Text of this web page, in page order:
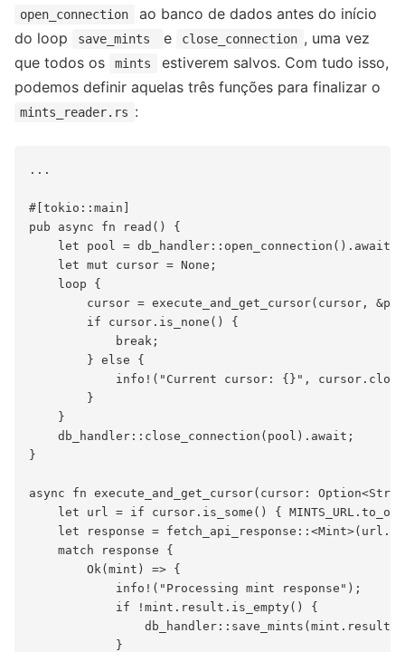
open_connection
ao banco de dados antes do início
do loop
save_mints e close_connection , uma vez
que todos os
mints
estiverem salvos. Com tudo isso,
podemos definir aquelas três funções para finalizar o
mints_reader.rs :
...
#[tokio::main]
pub async fn read() {
    let pool = db_handler::open_connection().await;
    let mut cursor = None;
    loop {
cursor = execute_and_get_cursor(cursor,
        if cursor.is_none() {
            break;
        } else {
info!("Current cursor: {}",
        }
    }
    db_handler::close_connection(pool).await;
}
async fn execute_and_get_cursor(cursor:
let url = if cursor.is_some() {
let response =
    match response {
        Ok(mint) => {
            info!("Processing mint response");
            if !mint.result.is_empty() {
db_handler::save_mints(mint.result,
            }